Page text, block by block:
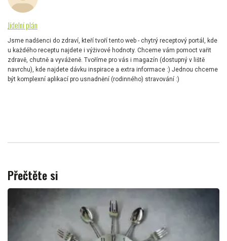
Jídelní plán
Jsme nadšenci do zdraví, kteří tvoří tento web - chytrý receptový portál, kde
u každého receptu najdete i výživové hodnoty. Chceme vám pomoct vařit
zdravě, chutně a vyváženě. Tvoříme pro vás i magazín (dostupný v liště
navrchu), kde najdete dávku inspirace a extra informace :) Jednou chceme
být komplexní aplikací pro usnadnění (rodinného) stravování :)
Přečtěte si